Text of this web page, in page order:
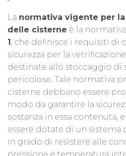
La normativa vigente per
delle cisterne è la normativa
1 , che definisce i requisiti di
sicurezza per la
destinate allo stoccaggio di
pericolose. Tale normativa
cisterne debbano essere
modo da garantire la
sostanza in essa contenuta,
essere dotate di un sistema
in grado di resistere alle